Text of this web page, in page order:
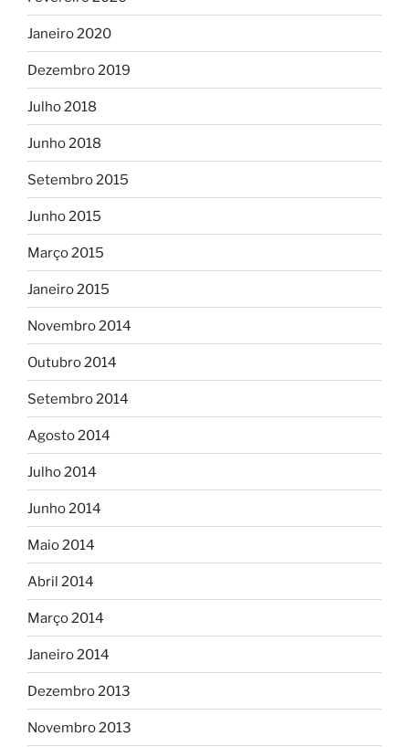
Janeiro 2020
Dezembro 2019
Julho 2018
Junho 2018
Setembro 2015
Junho 2015
Março 2015
Janeiro 2015
Novembro 2014
Outubro 2014
Setembro 2014
Agosto 2014
Julho 2014
Junho 2014
Maio 2014
Abril 2014
Março 2014
Janeiro 2014
Dezembro 2013
Novembro 2013